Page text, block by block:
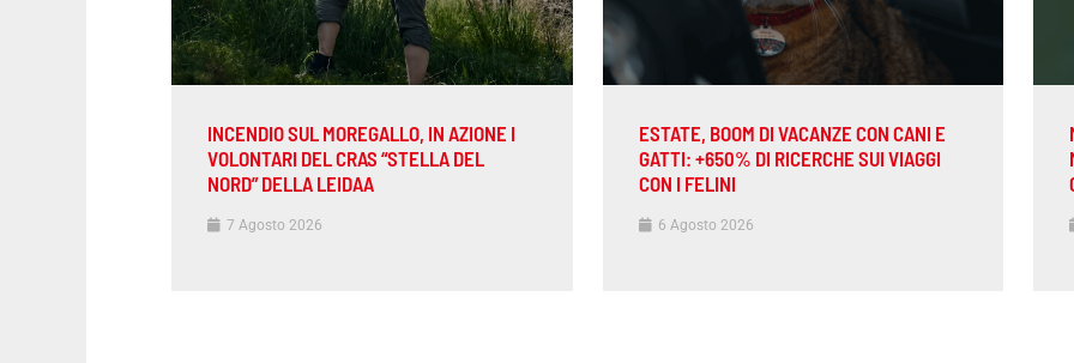
INCENDIO SUL MOREGALLO, IN AZIONE I
VOLONTARI DEL CRAS “STELLA DEL
NORD” DELLA LEIDAA
7 Agosto 2026
ESTATE, BOOM DI VACANZE CON CANI E
GATTI: +650% DI RICERCHE SUI VIAGGI
CON I FELINI
6 Agosto 2026